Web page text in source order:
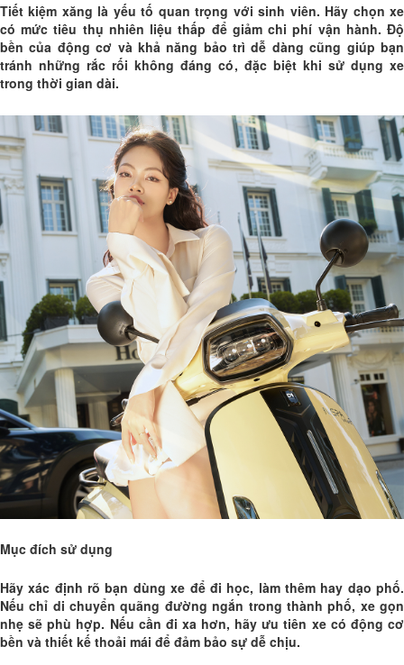
Tiết kiệm xăng là yếu tố quan trọng với sinh viên. Hãy chọn xe
có mức tiêu thụ nhiên liệu thấp để giảm chi phí vận hành. Độ
bền của động cơ và khả năng bảo trì dễ dàng cũng giúp bạn
tránh những rắc rối không đáng có, đặc biệt khi sử dụng xe
trong thời gian dài.
Mục đích sử dụng
Hãy xác định rõ bạn dùng xe để đi học, làm thêm hay dạo phố.
Nếu chỉ di chuyển quãng đường ngắn trong thành phố, xe gọn
nhẹ sẽ phù hợp. Nếu cần đi xa hơn, hãy ưu tiên xe có động cơ
bền và thiết kế thoải mái để đảm bảo sự dễ chịu.